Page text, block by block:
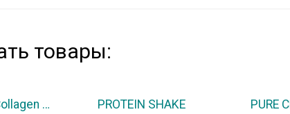
товары:
Marine Pure Collagen Liquid PROTEIN SHAKE PURE